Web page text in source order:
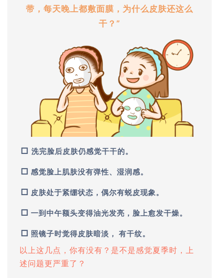
带，每天晚上都敷面膜，为什么皮肤还这么
干？”
□ 洗完脸后皮肤仍感觉干干的。
□ 感觉脸上肌肤没有弹性、湿润感。
□ 皮肤处于紧绷状态，偶尔有蜕皮现象。
□ 一到中午额头变得油光发亮，脸上愈发干燥。
□ 照镜子时觉得皮肤暗淡， 有干纹。
以上这几点，你有没有？是不是感觉夏季时，上
述问题更严重了？